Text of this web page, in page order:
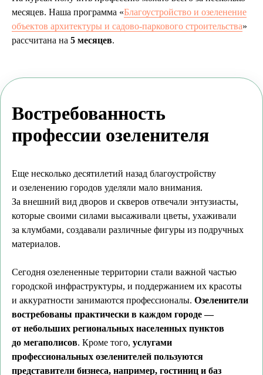
месяцев. Наша программа «Благоустройство и озеленение
объектов архитектуры и садово-паркового строительства»
рассчитана на 5 месяцев.
Востребованность
профессии озеленителя
Еще несколько десятилетий назад благоустройству
и озеленению городов уделяли мало внимания.
За внешний вид дворов и скверов отвечали энтузиасты,
которые своими силами высаживали цветы, ухаживали
за клумбами, создавали различные фигуры из подручных
материалов.
Сегодня озелененные территории стали важной частью
городской инфраструктуры, и поддержанием их красоты
и аккуратности занимаются профессионалы. Озеленители
востребованы практически в каждом городе —
от небольших региональных населенных пунктов
до мегаполисов. Кроме того, услугами
профессиональных озеленителей пользуются
представители бизнеса, например, гостиниц и баз